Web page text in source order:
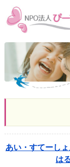
あい・すてーし
は